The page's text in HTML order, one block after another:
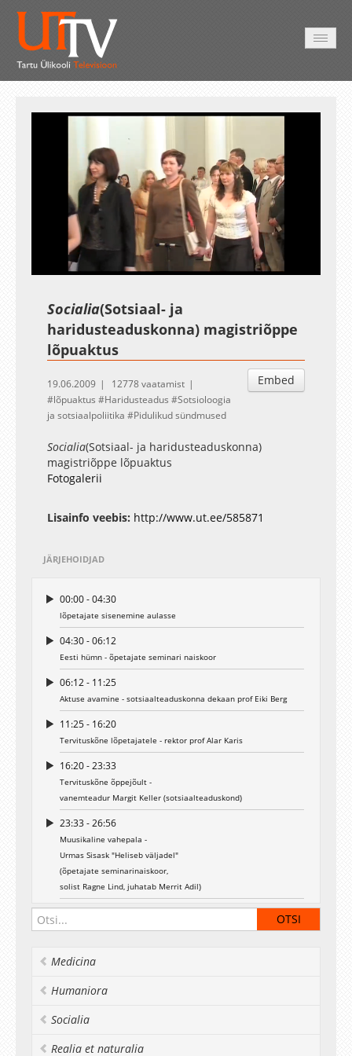
Loaded :
88.72%
Esituskiirused
Socialia(Sotsiaal- ja
haridusteaduskonna) magistriõppe
lõpuaktus
Embed
19.06.2009
12778 vaatamist
lõpuaktus
Haridusteadus
Sotsioloogia
ja sotsiaalpoliitika
Pidulikud sündmused
Socialia(Sotsiaal- ja haridusteaduskonna)
magistriõppe lõpuaktus
Fotogalerii
Lisainfo veebis: http://www.ut.ee/585871
JÄRJEHOIDJAD
00:00 - 04:30
lõpetajate sisenemine aulasse
04:30 - 06:12
Eesti hümn - õpetajate seminari naiskoor
06:12 - 11:25
Aktuse avamine - sotsiaalteaduskonna dekaan prof Eiki Berg
11:25 - 16:20
Tervituskõne lõpetajatele - rektor prof Alar Karis
16:20 - 23:33
Tervituskõne õppejõult -
vanemteadur Margit Keller (sotsiaalteaduskond)
23:33 - 26:56
Muusikaline vahepala -
Urmas Sisask "Heliseb väljadel"
(õpetajate seminarinaiskoor,
solist Ragne Lind, juhatab Merrit Adil)
00:26:56 - 01:02:51
Magistridiplomite kätteandmine
Sotsiaalteaduskond - dekaan prof Eiki Berg
01:02:51 - 01:06:42
(HT lõpetajate ansambel koosseisus: Merrit Adil, Liina Kõiv,
klaveril Lea Salumäe)
Medicina
Humaniora
Socialia
Realia et naturalia